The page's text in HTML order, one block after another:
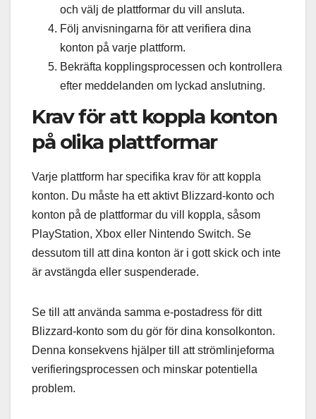
och välj de plattformar du vill ansluta.
Följ anvisningarna för att verifiera dina
konton på varje plattform.
Bekräfta kopplingsprocessen och kontrollera
efter meddelanden om lyckad anslutning.
Krav för att koppla konton
på olika plattformar
Varje plattform har specifika krav för att koppla
konton. Du måste ha ett aktivt Blizzard-konto och
konton på de plattformar du vill koppla, såsom
PlayStation, Xbox eller Nintendo Switch. Se
dessutom till att dina konton är i gott skick och inte
är avstängda eller suspenderade.
Se till att använda samma e-postadress för ditt
Blizzard-konto som du gör för dina konsolkonton.
Denna konsekvens hjälper till att strömlinjeforma
verifieringsprocessen och minskar potentiella
problem.